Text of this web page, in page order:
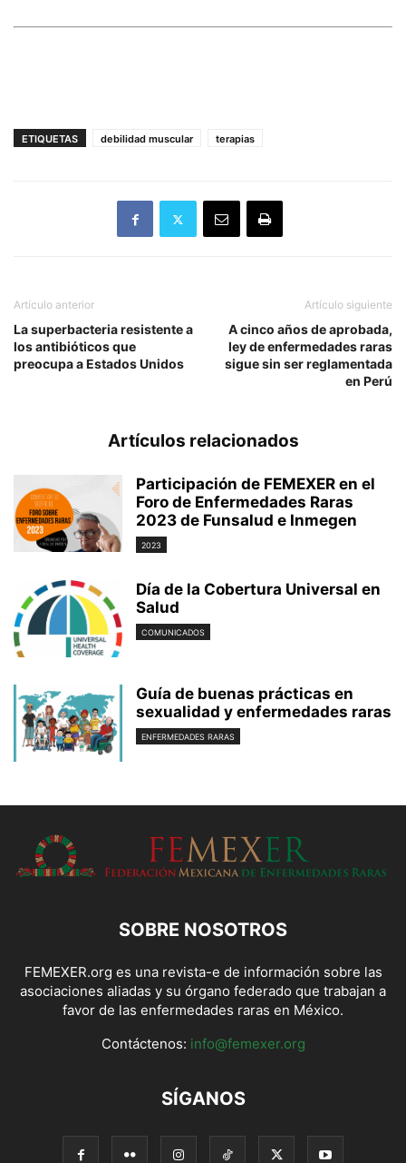
ETIQUETAS debilidad muscular terapias
Artículo anterior
La superbacteria resistente a
los antibióticos que
preocupa a Estados Unidos
Artículo siguiente
A cinco años de aprobada,
ley de enfermedades raras
sigue sin ser reglamentada
en Perú
Artículos relacionados
Participación de FEMEXER en el
Foro de Enfermedades Raras
2023 de Funsalud e Inmegen
2023
Día de la Cobertura Universal en
Salud
COMUNICADOS
Guía de buenas prácticas en
sexualidad y enfermedades raras
ENFERMEDADES RARAS
SOBRE NOSOTROS
FEMEXER.org es una revista-e de información sobre las
asociaciones aliadas y su órgano federado que trabajan a
favor de las enfermedades raras en México.
Contáctenos: info@femexer.org
SÍGANOS